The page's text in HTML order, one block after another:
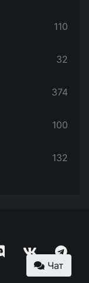
110
32
374
100
132
Чат